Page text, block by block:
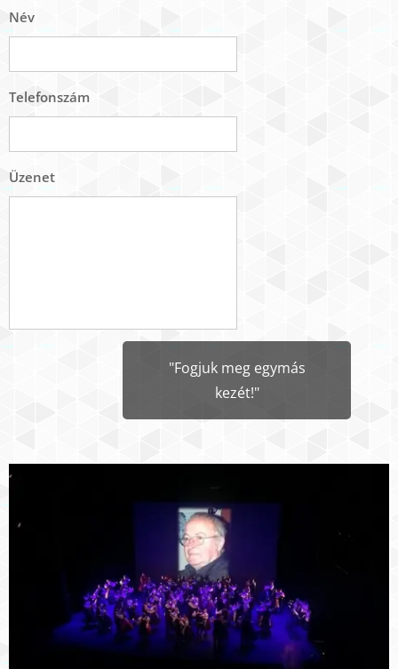
Név
Telefonszám
Üzenet
"Fogjuk meg egymás
kezét!"